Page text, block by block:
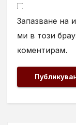
Запазване на
ми в този
коментирам.